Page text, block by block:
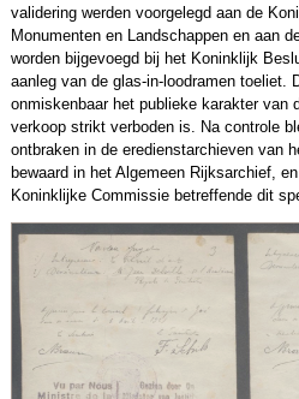
validering werden voorgelegd aan de
Monumenten en Landschappen en aan
worden bijgevoegd bij het Koninklijk
aanleg van de glas-in-loodramen toeliet.
onmiskenbaar het publieke karakter van
verkoop strikt verboden is. Na controle
ontbraken in de eredienstarchieven van
bewaard in het Algemeen Rijksarchief,
Koninklijke Commissie betreffende dit